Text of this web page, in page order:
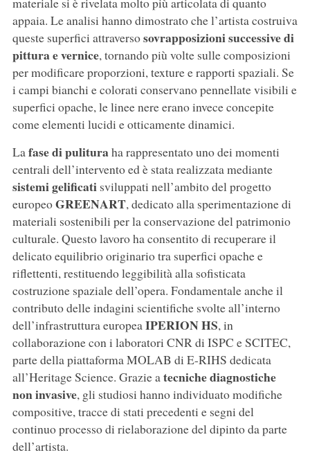
appaia. Le analisi hanno dimostrato che l’artista costruiva
queste superfici attraversosovrapposizioni successive di
pittura e vernice, tornando più volte sulle composizioni
per modificare proporzioni, texture e rapporti spaziali. Se
i campi bianchi e colorati conservano pennellate visibili e
superfici opache, le linee nere erano invece concepite
come elementi lucidi e otticamente dinamici.
Lafase di pulituraha rappresentato uno dei momenti
centrali dell’intervento ed è stata realizzata mediante
sistemi gelificati sviluppati nell’ambito del progetto
europeoGREENART, dedicato alla sperimentazione di
materiali sostenibili per la conservazione del patrimonio
culturale. Questo lavoro ha consentito di recuperare il
delicato equilibrio originario tra superfici opache e
riflettenti, restituendo leggibilità alla sofisticata
costruzione spaziale dell’opera. Fondamentale anche il
contributo delle indagini scientifiche svolte all’interno
dell’infrastruttura europea IPERION HS, in
collaborazione con i laboratori CNR di ISPC e SCITEC,
parte della piattaforma MOLAB di E-RIHS dedicata
all’Heritage Science. Grazie a tecniche diagnostiche
non invasive, gli studiosi hanno individuato modifiche
compositive, tracce di stati precedenti e segni del
continuo processo di rielaborazione del dipinto da parte
dell’artista.